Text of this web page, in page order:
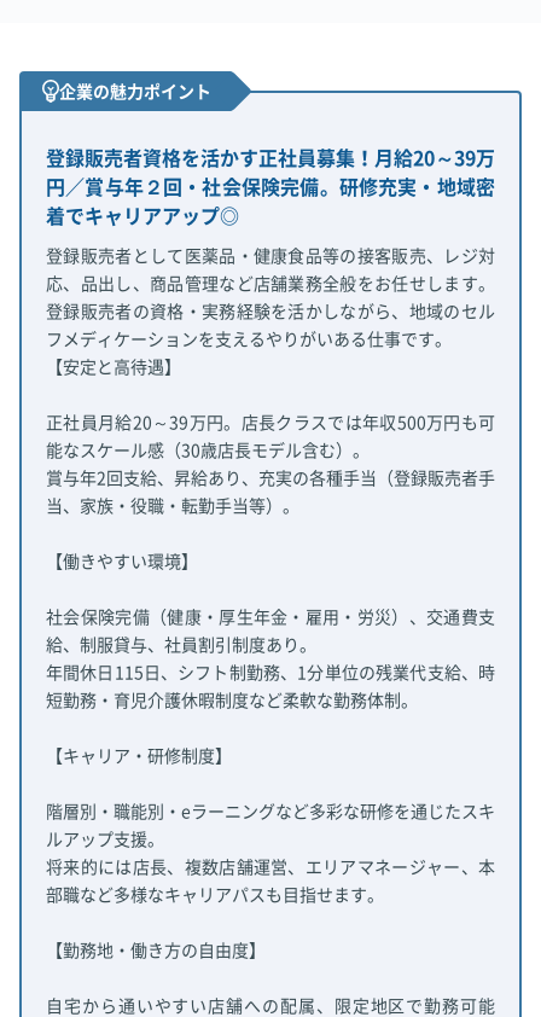
企業の魅力ポイント
登録販売者資格を活かす正社員募集！月給20～39万
円／賞与年２回・社会保険完備。研修充実・地域密
着でキャリアアップ◎
登録販売者として医薬品・健康食品等の接客販売、レジ対
応、品出し、商品管理など店舗業務全般をお任せします。
登録販売者の資格・実務経験を活かしながら、地域のセル
フメディケーションを支えるやりがいある仕事です。
【安定と高待遇】
正社員月給20～39万円。店長クラスでは年収500万円も可
能なスケール感（30歳店長モデル含む）。
賞与年2回支給、昇給あり、充実の各種手当（登録販売者手
当、家族・役職・転勤手当等）。
【働きやすい環境】
社会保険完備（健康・厚生年金・雇用・労災）、交通費支
給、制服貸与、社員割引制度あり。
年間休日115日、シフト制勤務、1分単位の残業代支給、時
短勤務・育児介護休暇制度など柔軟な勤務体制。
【キャリア・研修制度】
階層別・職能別・eラーニングなど多彩な研修を通じたスキ
ルアップ支援。
将来的には店長、複数店舗運営、エリアマネージャー、本
部職など多様なキャリアパスも目指せます。
【勤務地・働き方の自由度】
自宅から通いやすい店舗への配属、限定地区で勤務可能